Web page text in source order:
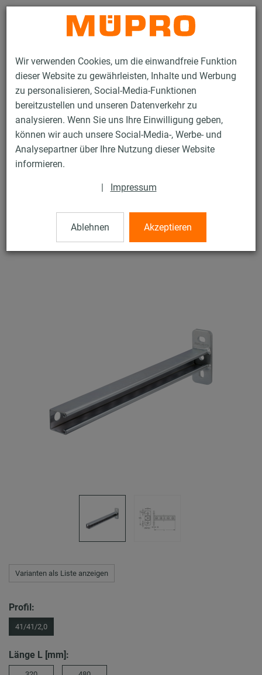
Wir verwenden Cookies, um die einwandfreie Funktion
dieser Website zu gewährleisten, Inhalte und Werbung
zu personalisieren, Social-Media-Funktionen
bereitzustellen und unseren Datenverkehr zu
analysieren. Wenn Sie uns Ihre Einwilligung geben,
können wir auch unsere Social-Media-, Werbe- und
Analysepartner über Ihre Nutzung dieser Website
informieren.
| Impressum
Ablehnen Akzeptieren
Kontakt
Produkte Befestigungstechnik
Installationsschienen
MPR-Schienenkonsolen
MPR-Schienenkonsolen
mit seitlichem Schienenschlitz, verzinkt
Varianten als Liste anzeigen
Profil:
41/41/2,0
Länge L [mm]: